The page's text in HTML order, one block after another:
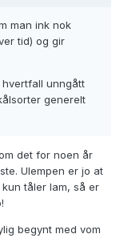
man ink nok
tid) og gir
unngått
generelt
det for noen år
Ulempen er jo at
tåler lam, så er
begynt med vom